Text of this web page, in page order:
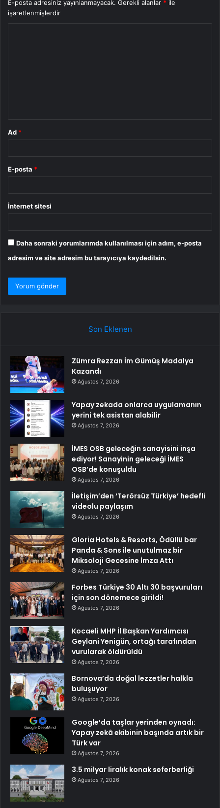
E-posta adresiniz yayınlanmayacak. Gerekli alanlar * ile
işaretlenmişlerdir
Ad *
E-posta *
İnternet sitesi
Daha sonraki yorumlarımda kullanılması için adım, e-posta
adresim ve site adresim bu tarayıcıya kaydedilsin.
Son Eklenen
Zümra Rezzan İm Gümüş Madalya
Kazandı
Ağustos 7, 2026
Yapay zekada onlarca uygulamanın
yerini tek asistan alabilir
Ağustos 7, 2026
İMES OSB geleceğin sanayisini inşa
ediyor! Sanayinin geleceği İMES
OSB’de konuşuldu
Ağustos 7, 2026
İletişim’den ‘Terörsüz Türkiye’ hedefli
videolu paylaşım
Ağustos 7, 2026
Gloria Hotels & Resorts, Ödüllü bar
Panda & Sons ile unutulmaz bir
Miksoloji Gecesine İmza Attı
Ağustos 7, 2026
Forbes Türkiye 30 Altı 30 başvuruları
için son dönemece girildi!
Ağustos 7, 2026
Kocaeli MHP İl Başkan Yardımcısı
Geylani Yenigün, ortağı tarafından
vurularak öldürüldü
Ağustos 7, 2026
Bornova’da doğal lezzetler halkla
buluşuyor
Ağustos 7, 2026
Google’da taşlar yerinden oynadı:
Yapay zekâ ekibinin başında artık bir
Türk var
Ağustos 7, 2026
3.5 milyar liralık konak seferberliği
Ağustos 7, 2026